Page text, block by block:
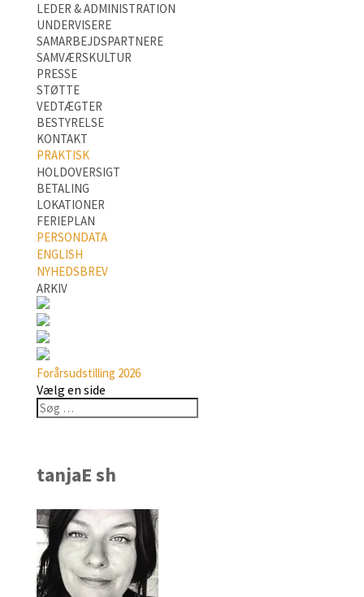
LEDER & ADMINISTRATION
UNDERVISERE
SAMARBEJDSPARTNERE
SAMVÆRSKULTUR
PRESSE
STØTTE
VEDTÆGTER
BESTYRELSE
KONTAKT
PRAKTISK
HOLDOVERSIGT
BETALING
LOKATIONER
FERIEPLAN
PERSONDATA
ENGLISH
NYHEDSBREV
ARKIV
Forårsudstilling 2026
Vælg en side
tanjaE sh